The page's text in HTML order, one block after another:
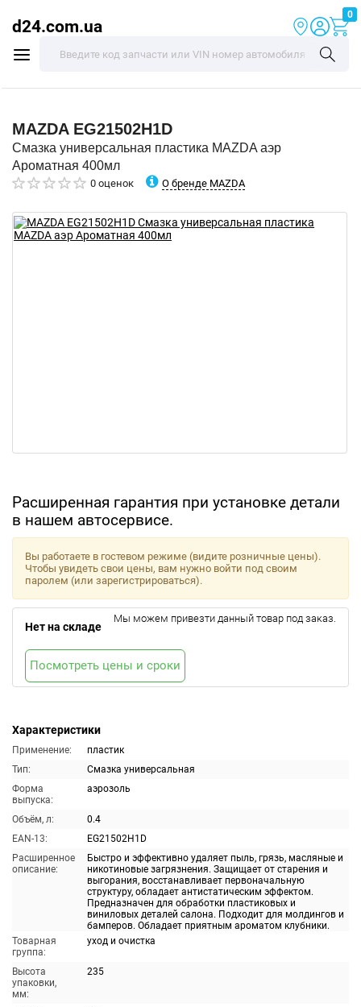
d24.com.ua
0
MAZDA EG21502H1D
Смазка универсальная пластика MAZDA аэр
Ароматная 400мл
0 оценок О бренде MAZDA
Расширенная гарантия при установке детали
в нашем автосервисе.
Характеристики
Применение:
пластик
Тип:
Смазка универсальная
Форма
выпуска:
аэрозоль
Объём, л:
0.4
EAN-13:
EG21502H1D
Расширенное
описание:
Быстро и эффективно удаляет пыль, грязь, масляные и
никотиновые загрязнения. Защищает от старения и
выгорания, восстанавливает первоначальную
структуру, обладает антистатическим эффектом.
Предназначен для обработки пластиковых и
виниловых деталей салона. Подходит для молдингов и
бамперов. Обладает приятным ароматом клубники.
Товарная
группа:
уход и очистка
Высота
упаковки,
мм:
235
Вы работаете в гостевом режиме (видите розничные цены).
Чтобы увидеть свои цены, вам нужно войти под своим
паролем (или зарегистрироваться).
Нет на складе
Мы можем привезти данный товар под заказ.
Посмотреть цены и сроки